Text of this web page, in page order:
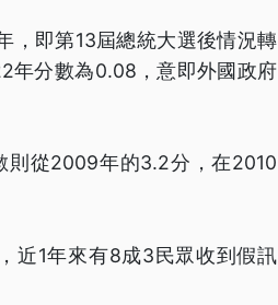
，即第13屆總統大選後情況轉
年分數為0.08，意即外國政府
則從2009年的3.2分，在2010
，近1年來有8成3民眾收到假訊